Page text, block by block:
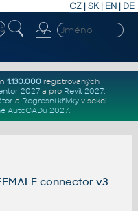
CZ | SK| EN | DE
1.130.000registrovaných
2027a pro Revit 2027.
a Regresní křivkyv sekci
AutoCADu 2027.
connector v3